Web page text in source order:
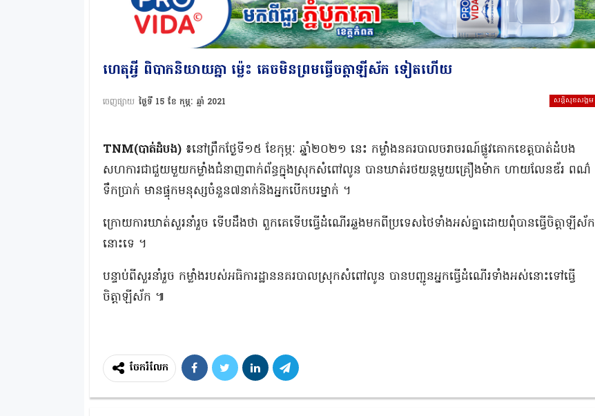
ហេតុអ្វី ពិបាកនិយាយគ្នា ម្ល៉េះ គេចមិនព្រមធ្វើចត្តាឡីស័ក ទៀតហើយ
សន្តិសុខសង្គម
ចេញផ្សាយ ថ្ងៃទី 15 ខែ កុម្ភៈ ឆ្នាំ 2021
TNM(បាត់ដំបង) ៖នៅព្រឹកថ្ងែទី១៥ ខែកុម្ភៈ ឆ្នាំ២០២១ នេះ កម្លាំងនគរបាលចរាចរណ៍ផ្លូវគោកខេត្តបាត់ដំបង
សហការជាជួយមួយកម្លាំងជំនាញពាក់ព័ន្ធក្នុងស្រុកសំពៅលូន បានឃាត់រថយន្តមួយគ្រឿងម៉ាក ហាយលែនឌ័រ ពណ៌
ទឹកប្រាក់ មានផ្ទុកមនុស្សចំនួន៧នាក់និងអ្នកបើកបរម្នាក់ ។
ក្រោយការឃាត់សួរនាំរួច ទើបដឹងថា ពួកគេទើបធ្វើដំណើរឆ្លងមកពីប្រទេសថៃទាំងអស់គ្នាដោយពុំបានធ្វើចិត្តាឡីស័ក
នោះទេ ។
បន្ទាប់ពីសួរនាំរួច កម្លាំងរបស់អធិការដ្ឋាននគរបាលស្រុកសំពៅលូន បានបញ្ជូនអ្នកធ្វើដំណើរទាំងអស់នោះទៅធ្វើ
ចិត្តាឡីស័ក ៕
ចែករំលែក